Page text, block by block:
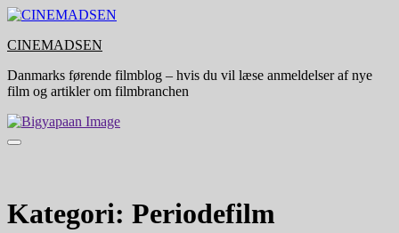
Skip
content
CINEMADSEN
Danmarks førende filmblog – hvis du vil læse anmeldelser af nye
film og artikler om filmbranchen
Kategori: Periodefilm